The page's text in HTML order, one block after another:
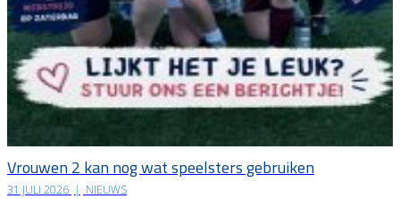
Vrouwen 2 kan nog wat speelsters gebruiken
31 JULI 2026 | NIEUWS